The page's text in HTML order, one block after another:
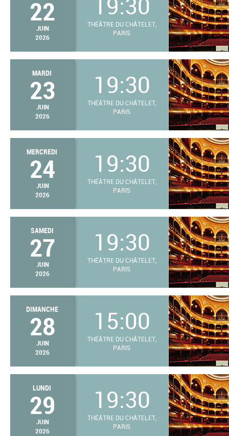
22
JUIN
2026
THÉÂTRE DU CHÂTELET,
PARIS
MARDI
23
JUIN
2026
19:30
THÉÂTRE DU CHÂTELET,
PARIS
MERCREDI
24
JUIN
2026
19:30
THÉÂTRE DU CHÂTELET,
PARIS
SAMEDI
27
JUIN
2026
19:30
THÉÂTRE DU CHÂTELET,
PARIS
DIMANCHE
28
JUIN
2026
15:00
THÉÂTRE DU CHÂTELET,
PARIS
LUNDI
29
JUIN
2026
19:30
THÉÂTRE DU CHÂTELET,
PARIS